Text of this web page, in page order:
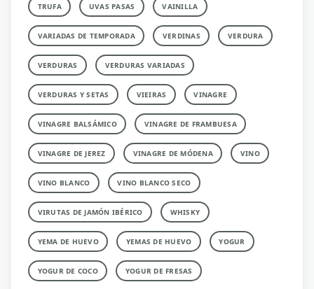
TRUFA UVAS PASAS VAINILLA
VARIADAS DE TEMPORADA VERDINAS VERDURA
VERDURAS VERDURAS VARIADAS
VERDURAS Y SETAS VIEIRAS VINAGRE
VINAGRE BALSÁMICO VINAGRE DE FRAMBUESA
VINAGRE DE JEREZ VINAGRE DE MÓDENA VINO
VINO BLANCO VINO BLANCO SECO
VIRUTAS DE JAMÓN IBÉRICO WHISKY
YEMA DE HUEVO YEMAS DE HUEVO YOGUR
YOGUR DE COCO YOGUR DE FRESAS